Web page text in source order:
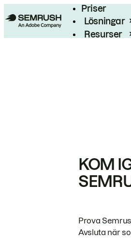
Priser
Lösningar
Resurser
KOM
Prova
Avsluta när